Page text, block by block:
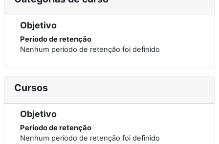
Objetivo
Período de retenção
Nenhum período de retenção foi definido
Cursos
Objetivo
Período de retenção
Nenhum período de retenção foi definido